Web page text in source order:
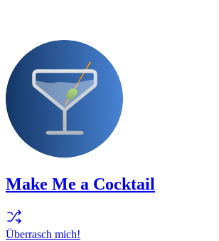
Make Me a Cocktail
Überrasch mich!